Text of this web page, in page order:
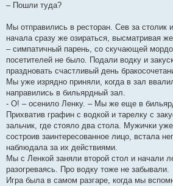
– Пошли туда?
Мы отправились в ресторан. Сев за столик
начала сразу же озираться, высматривая
– симпатичный парень, со скучающей
посетителей не было. Подали водку и
праздновать счастливый день
Мы уже изрядно приняли, когда в зал
направились в бильярдный зал.
- О! – осенило Ленку. – Мы же еще в
Прихватив графин с водкой и тарелку с
зальчик, где стояло два стола. Мужички
состроив заинтересованное лицо, встала
наблюдала за их действиями.
Мы с Ленкой заняли второй стол и начали
разогреваясь. Про водку тоже не забывали.
Игра была в самом разгаре, когда мы